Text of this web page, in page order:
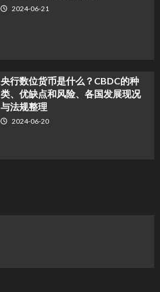
2024-06-21
央行数位货币是什么？CBDC的种
类、优缺点和风险、各国发展现况
与法规整理
2024-06-20